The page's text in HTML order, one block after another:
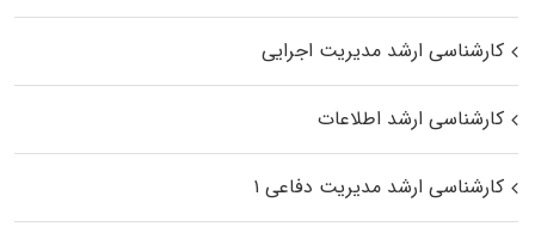
کارشناسی ارشد مدیریت اجرایی
کارشناسی ارشد اطلاعات
کارشناسی ارشد مدیریت دفاعی ۱